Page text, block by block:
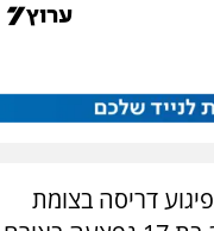
דריסה בצומת